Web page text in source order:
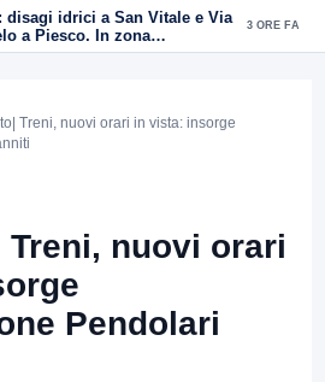
disagi idrici a San Vitale e Via
a Piesco. In zona
l’autobotte
3 ORE FA
Treni, nuovi orari in vista: insorge
Treni, nuovi orari
Pendolari